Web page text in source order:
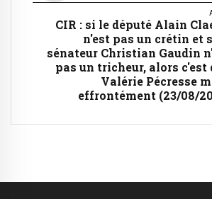
CIR : si le député Alain
n'est pas un crétin et
sénateur Christian Gaudin
pas un tricheur, alors c'est
Valérie Pécresse
effrontément (23/08/